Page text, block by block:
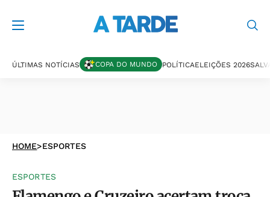
ÚLTIMAS NOTÍCIAS COPA DO MUNDO POLÍTICAELEIÇÕES 2026
HOME>ESPORTES
ESPORTES